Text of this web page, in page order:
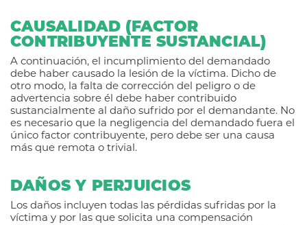
CAUSALIDAD (FACTOR
CONTRIBUYENTE SUSTANCIAL)
A continuación, el incumplimiento del demandado
debe haber causado la lesión de la víctima. Dicho de
otro modo, la falta de corrección del peligro o de
advertencia sobre él debe haber contribuido
sustancialmente al daño sufrido por el demandante. No
es necesario que la negligencia del demandado fuera el
único factor contribuyente, pero debe ser una causa
más que remota o trivial.
DAÑOS Y PERJUICIOS
Los daños incluyen todas las pérdidas sufridas por la
víctima y por las que solicita una compensación